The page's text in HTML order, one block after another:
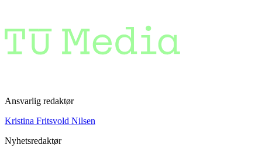
Ansvarlig redaktør
Kristina Fritsvold Nilsen
Nyhetsredaktør